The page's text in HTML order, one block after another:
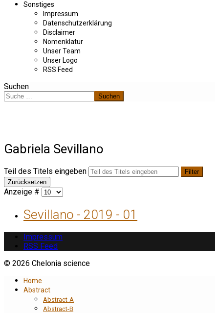
Sonstiges
Impressum
Datenschutzerklärung
Disclaimer
Nomenklatur
Unser Team
Unser Logo
RSS Feed
Suchen
Suchen
Gabriela Sevillano
Teil des Titels eingeben
Filter
Zurücksetzen
Anzeige #
Sevillano - 2019 - 01
Impressum
RSS Feed
© 2026 Chelonia science
Home
Abstract
Abstract-A
Abstract-B